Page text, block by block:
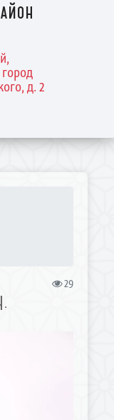
д. 2
29